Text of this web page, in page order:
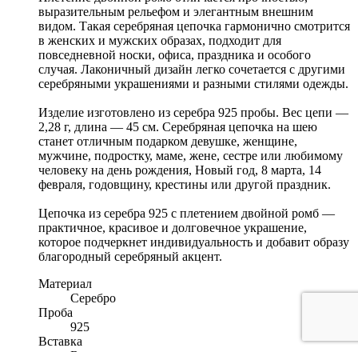
выразительным рельефом и элегантным внешним
видом. Такая серебряная цепочка гармонично смотрится
в женских и мужских образах, подходит для
повседневной носки, офиса, праздника и особого
случая. Лаконичный дизайн легко сочетается с другими
серебряными украшениями и разными стилями одежды.
Изделие изготовлено из серебра 925 пробы. Вес цепи —
2,28 г, длина — 45 см. Серебряная цепочка на шею
станет отличным подарком девушке, женщине,
мужчине, подростку, маме, жене, сестре или любимому
человеку на день рождения, Новый год, 8 марта, 14
февраля, годовщину, крестины или другой праздник.
Цепочка из серебра 925 с плетением двойной ромб —
практичное, красивое и долговечное украшение,
которое подчеркнет индивидуальность и добавит образу
благородный серебряный акцент.
Материал
Серебро
Проба
925
Вставка